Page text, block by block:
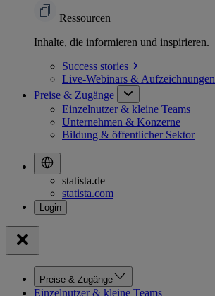
Ressourcen
Inhalte, die informieren und inspirieren.
Success stories
Live-Webinars & Aufzeichnungen
Preise & Zugänge
Einzelnutzer & kleine Teams
Unternehmen & Konzerne
Bildung & öffentlicher Sektor
statista.de
statista.com
Preise & Zugänge
Einzelnutzer & kleine Teams